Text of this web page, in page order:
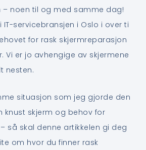
– noen til og med samme dag!
IT-servicebransjen i Oslo i over ti
for rask skjermreparasjon
Vi er jo avhengige av skjermene
nesten.
situasjon som jeg gjorde den
knust skjerm og behov for
så skal denne artikkelen gi deg
om hvor du finner rask